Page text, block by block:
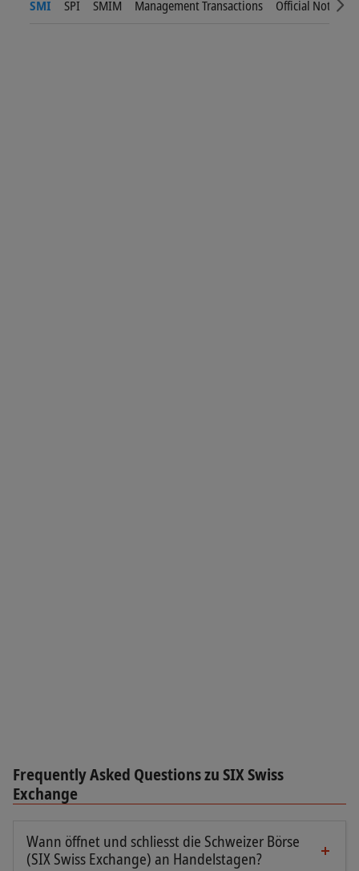
SMI SPI SMIM Management Transactions Official Notices
Frequently Asked Questions zu SIX Swiss
Exchange
Wann öffnet und schliesst die Schweizer Börse
(SIX Swiss Exchange) an Handelstagen?